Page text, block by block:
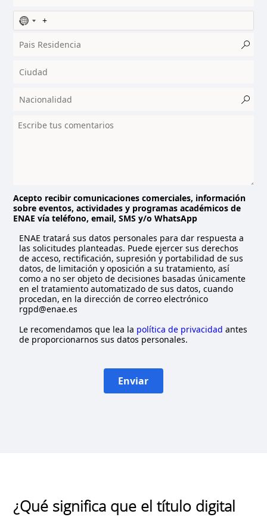
N
o
c
u
t
y
t
e
d
Acepto recibir comunicaciones comerciales, información
sobre eventos, actividades y programas académicos de
ENAE vía teléfono, email, SMS y/o WhatsApp
ENAE tratará sus datos personales para dar respuesta a
las solicitudes planteadas. Puede ejercer sus derechos
de acceso, rectificación, supresión y portabilidad de sus
datos, de limitación y oposición a su tratamiento, así
como a no ser objeto de decisiones basadas únicamente
en el tratamiento automatizado de sus datos, cuando
procedan, en la dirección de correo electrónico
rgpd@enae.es
Le recomendamos que lea la política de privacidad antes
de proporcionarnos sus datos personales.
Enviar
¿Qué significa que el título digital